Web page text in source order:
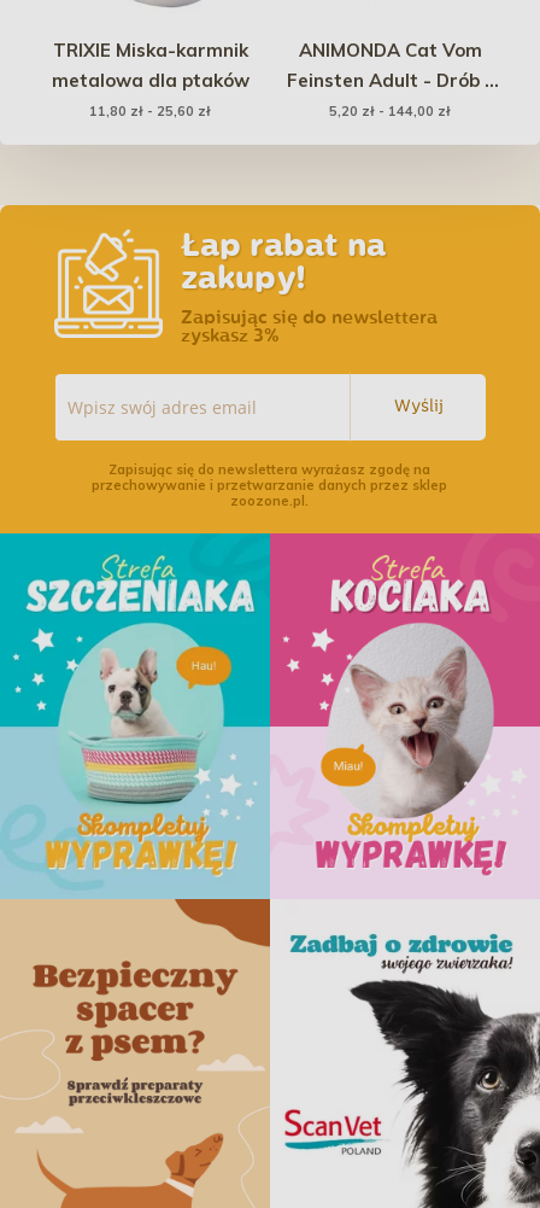
TRIXIE Miska-karmnik
metalowa dla ptaków
11,80 zł - 25,60 zł
ANIMONDA Cat Vom
Feinsten Adult - Drób z
makaronem
5,20 zł - 144,00 zł
Łap rabat na
zakupy!
Zapisując się do newslettera
zyskasz 3%
Wyślij
Zapisując się do newslettera wyrażasz zgodę na
przechowywanie i przetwarzanie danych przez sklep
zoozone.pl.